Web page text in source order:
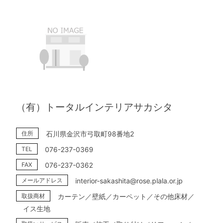
（有）トータルインテリアサカシタ
住所 石川県金沢市弓取町98番地2
TEL 076-237-0369
FAX 076-237-0362
メールアドレス interior-sakashita@rose.plala.or.jp
取扱商材
カーテン／壁紙／カーペット／その他床材／
イス生地